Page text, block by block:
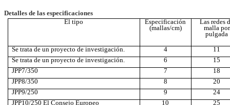
Detalles de las especificaciones
El tipo
Especificación
(mallas/cm)
Las redes
malla por
pulgada
Se trata de un proyecto de investigación.
4
11
Se trata de un proyecto de investigación.
6
15
JPP7/350
7
18
JPP8/350
8
20
JPP9/250
9
24
JPP10/250 El Consejo Europeo
10
25